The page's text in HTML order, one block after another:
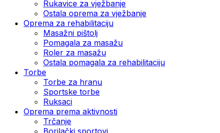
Rukavice za vježbanje
Ostala oprema za vježbanje
Oprema za rehabilitaciju
Masažni pištolj
Pomagala za masažu
Roler za masažu
Ostala pomagala za rehabilitaciju
Torbe
Torbe za hranu
Sportske torbe
Ruksaci
Oprema prema aktivnosti
Trčanje
Borilački sportovi